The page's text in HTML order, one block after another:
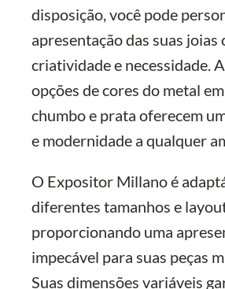
disposição, você pode
apresentação das suas joias
criatividade e necessidade.
opções de cores do metal
chumbo e prata oferecem
e modernidade a qualquer
O Expositor Millano é
diferentes tamanhos e
proporcionando uma
impecável para suas peças
Suas dimensões variáveis